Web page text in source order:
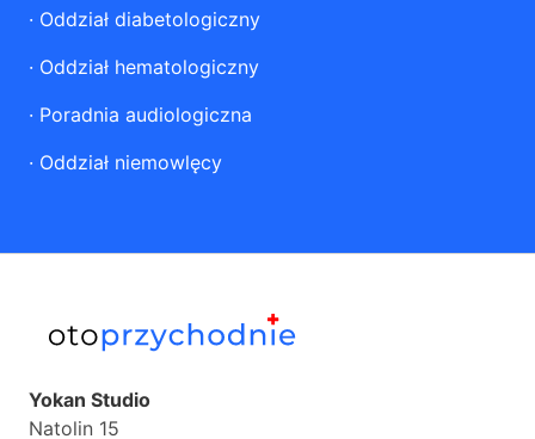
· Oddział diabetologiczny
· Oddział hematologiczny
· Poradnia audiologiczna
· Oddział niemowlęcy
Yokan Studio
Natolin 15